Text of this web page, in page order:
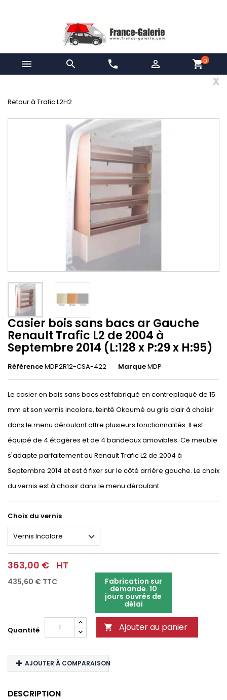
  phone  shopping_cart0
x
Retour à Trafic L2H2
Casier bois sans bacs ar Gauche
Renault Trafic L2 de 2004 à
Septembre 2014 (L:128 x P:29 x H:95)
RéférenceMDP2R12-CSA-422 MarqueMDP
Le casier en bois sans bacs est fabriqué en contreplaqué de 15
mm et son vernis incolore, teinté Okoumé ou gris clair à choisir
dans le menu déroulant offre plusieurs fonctionnalités. Il est
équipé de 4 étagères et de 4 bandeaux amovibles. Ce meuble
s'adapte parfaitement au Renault Trafic L2 de 2004 à
Septembre 2014 et est à fixer sur le côté arrière gauche. Le choix
du vernis est à choisir dans le menu déroulant.
Choix du vernis
363,00 € HT
435,60 € TTC Fabrication sur
demande. 10
jours ouvrés de
délai
Quantité  Ajouter au panier
AJOUTER À COMPARAISON
DESCRIPTION